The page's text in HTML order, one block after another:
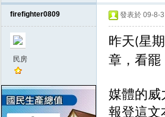
王國
firefighter0809
民房
發表於 09-8-
昨天(星
章，看罷
媒體的威
報登這文